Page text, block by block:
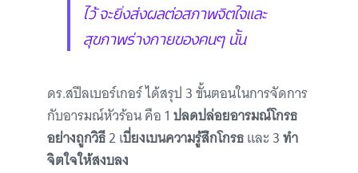
ไว้ จะยิ่งส่งผลต่อสภาพจิตใจและ
สุขภาพร่างกายของคนๆ นั้น
ดร.สปีลเบอร์เกอร์ ได้สรุป 3 ขั้นตอนในการจัดการ
กับอารมณ์หัวร้อน คือ 1 ปลดปล่อยอารมณ์โกรธ
อย่างถูกวิธี2 เบี่ยงเบนความรู้สึกโกรธและ 3ทำ
จิตใจให้สงบลง